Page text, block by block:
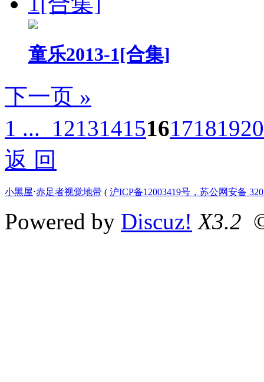
童乐2013-1[合集]
下一页 »
1 ... 121314151617181920
返 回
小黑屋⋅赤足者视觉地带 ( 沪ICP备12003419号，苏公网安备
Powered by Discuz! X3.2